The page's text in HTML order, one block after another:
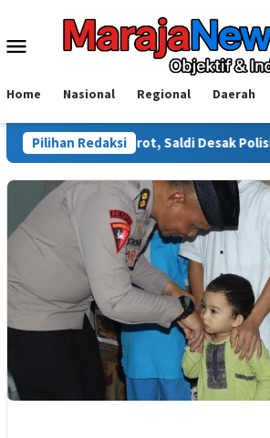
konten
Menu
Home Nasional Regional Daerah
Pilihan Redaksi
Disorot, Saldi Desak Polisi Usut Tuntas